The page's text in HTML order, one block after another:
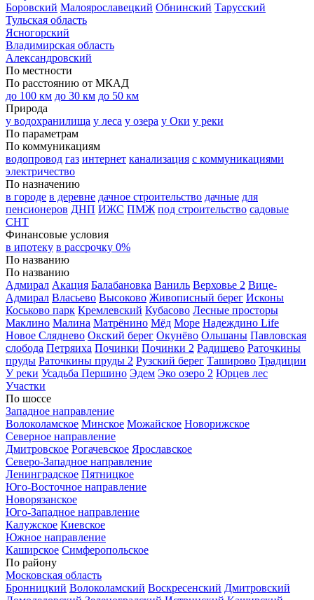
Боровский Малоярославецкий Обнинский Тарусский
Тульская область
Ясногорский
Владимирская область
Александровский
По местности
По расстоянию от МКАД
до 100 км до 30 км до 50 км
Природа
у водохранилища у леса у озера у Оки у реки
По параметрам
По коммуникациям
водопровод газ интернет канализация с коммуникациями
электричество
По назначению
в городе в деревне дачное строительство дачные для
пенсионеров ДНП ИЖС ПМЖ под строительство садовые
СНТ
Финансовые условия
в ипотеку в рассрочку 0%
По названию
По названию
Адмирал Акация Балабановка Ваниль Верховье 2 Вице-
Адмирал Власьево Высоково Живописный берег Исконы
Коськово парк Кремлевский Кубасово Лесные просторы
Маклино Малина Матрёнино Мёд Море Надеждино Life
Новое Сляднево Окский берег Окунёво Ольшаны Павловская
слобода Петряиха Починки Починки 2 Радищево Раточкины
пруды Раточкины пруды 2 Рузский берег Таширово Традиции
У реки Усадьба Першино Эдем Эко озеро 2 Юрцев лес
Участки
По шоссе
Западное направление
Волоколамское Минское Можайское Новорижское
Северное направление
Дмитровское Рогачевское Ярославское
Северо-Западное направление
Ленинградское Пятницкое
Юго-Восточное направление
Новорязанское
Юго-Западное направление
Калужское Киевское
Южное направление
Каширское Симферопольское
По району
Московская область
Бронницкий Волоколамский Воскресенский Дмитровский